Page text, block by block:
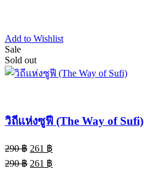
Add to Wishlist
Sale
Sold out
วิถีแห่งซูฟี (The Way of Sufi)
290฿ Original
price
was:
261 ฿
price
is:
290฿ Original
261 ฿